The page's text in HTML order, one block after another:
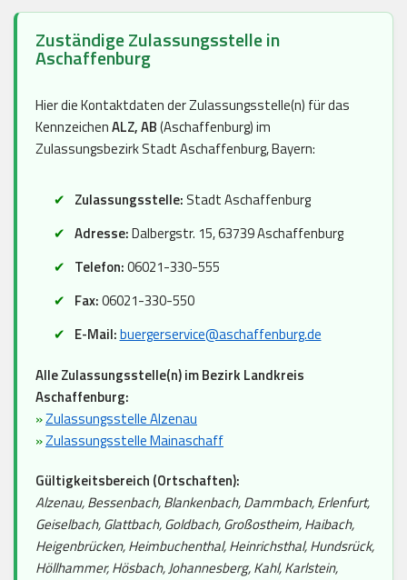
Zuständige Zulassungsstelle in
Aschaffenburg
Hier die Kontaktdaten der Zulassungsstelle(n) für das
KennzeichenALZ, AB(Aschaffenburg) im
Zulassungsbezirk Stadt Aschaffenburg, Bayern:
Zulassungsstelle: Stadt Aschaffenburg
Adresse:Dalbergstr. 15, 63739 Aschaffenburg
Telefon:06021-330-555
Fax:06021-330-550
E-Mail:buergerservice@aschaffenburg.de
Alle Zulassungsstelle(n) im Bezirk Landkreis
Aschaffenburg:
»Zulassungsstelle Alzenau
»Zulassungsstelle Mainaschaff
Gültigkeitsbereich (Ortschaften):
Alzenau, Bessenbach, Blankenbach, Dammbach, Erlenfurt,
Geiselbach, Glattbach, Goldbach, Großostheim, Haibach,
Heigenbrücken, Heimbuchenthal, Heinrichsthal, Hundsrück,
Höllhammer, Hösbach, Johannesberg, Kahl, Karlstein,